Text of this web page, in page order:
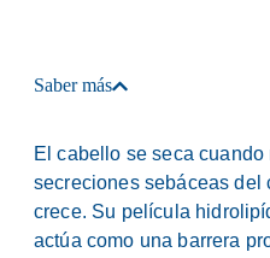
Saber más
El cabello se seca
secreciones sebáceas del
crece. Su película
actúa como una barrera